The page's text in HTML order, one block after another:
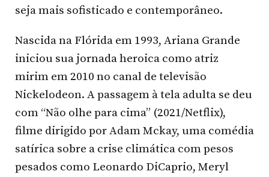
seja mais sofisticado e contemporâneo.
Nascida na Flórida em 1993, Ariana Grande
iniciou sua jornada heroica como atriz
mirim em 2010 no canal de televisão
Nickelodeon. A passagem à tela adulta se deu
com “Não olhe para cima” (2021/Netflix),
filme dirigido por Adam Mckay, uma comédia
satírica sobre a crise climática com pesos
pesados como Leonardo DiCaprio, Meryl